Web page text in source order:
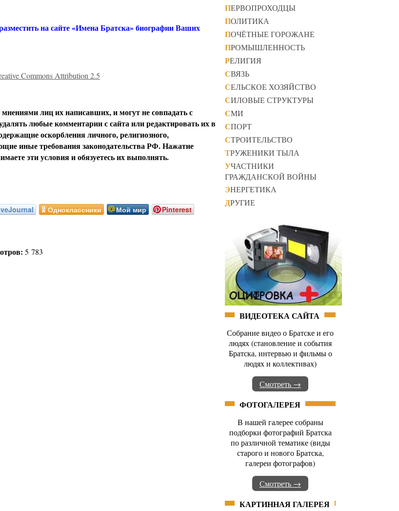
на сайте «Имена Братска» биографии Ваших
Commons Attribution 2.5
лиц их написавших, и могут не совпадать с
любые комментарии с сайта или редактировать их в
оскорбления личного, религиозного,
иные требования законодательства РФ. Нажатие
эти условия и обязуетесь их выполнять.
Одноклассники Мой мир
Pinterest
5 783
ПЕРВОПРОХОДЦЫ
ПОЛИТИКА
ПОЧЁТНЫЕ ГОРОЖАНЕ
ПРОМЫШЛЕННОСТЬ
РЕЛИГИЯ
СВЯЗЬ
СЕЛЬСКОЕ ХОЗЯЙСТВО
СИЛОВЫЕ СТРУКТУРЫ
СМИ
СПОРТ
СТРОИТЕЛЬСТВО
ТРУЖЕНИКИ ТЫЛА
УЧАСТНИКИ
ГРАЖДАНСКОЙ ВОЙНЫ
ЭНЕРГЕТИКА
ДРУГИЕ
ВИДЕОТЕКА САЙТА
Собрание видео о Братске и его
людях (становление и события
Братска, интервью и фильмы о
людях и коллективах)
Смотреть →
ФОТОГАЛЕРЕЯ
В нашей галерее собраны
подборки фотографий Братска
по различной тематике (виды
старого и нового Братска,
галереи фотографов)
Смотреть →
КАРТИННАЯ ГАЛЕРЕЯ